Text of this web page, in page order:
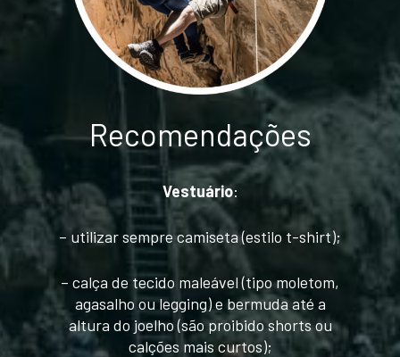
Recomendações
Vestuário:
– utilizar sempre camiseta (estilo t-shirt);
– calça de tecido maleável (tipo moletom,
agasalho ou legging) e bermuda até a
altura do joelho (são proibido shorts ou
calções mais curtos);